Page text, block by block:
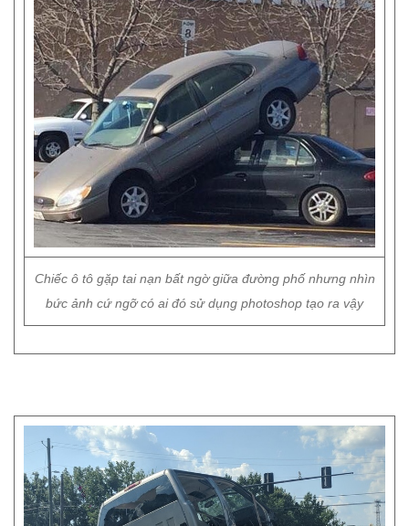
Chiếc ô tô gặp tai nạn bất ngờ giữa đường phố nhưng nhìn
bức ảnh cứ ngỡ có ai đó sử dụng photoshop tạo ra vậy